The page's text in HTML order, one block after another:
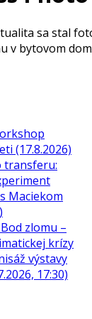
sa stal
v bytovom
(17.8.2026)
transferu:
Maciekom
zlomu –
krízy
výstavy
17:30)